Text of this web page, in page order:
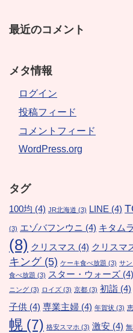
最近のコメント
メタ情報
ログイン
投稿フィード
コメントフィード
WordPress.org
タグ
100均 (4) JR北海道 (3) LINE (4)
(3) エゾバフンウニ (4) キタム
(8) クリスマス (4) クリスマ
キング(5) ケーキ食べ放題 (3) サ
食べ放題 (3) スター・ウォーズ (4)
ニング (3) ロイズ (3) 京都 (3) 初詣 (4)
子供 (4) 専業主婦 (4) 年賀状 (3)
幌 (7) 格安スマホ (3) 激安 (4)